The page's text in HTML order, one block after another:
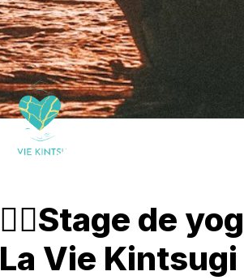
🧘‍♀️Stage de
La Vie Kintsugi